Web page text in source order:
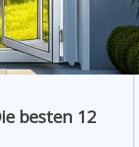
besten 12